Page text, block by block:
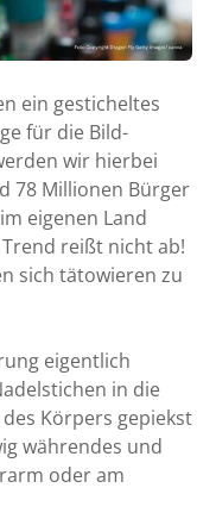
ein gesticheltes
für die Bild-
wir hierbei
78 Millionen Bürger
eigenen Land
reißt nicht ab!
sich tätowieren zu
eigentlich
in die
Körpers gepiekst
währendes und
oder am